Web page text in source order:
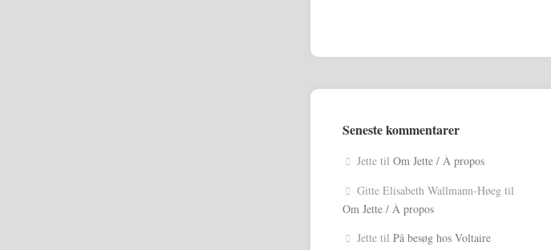
Seneste kommentarer
Jette til Om Jette / À propos
Gitte Elisabeth Wallmann-Høeg til
Om Jette / À propos
Jette til På besøg hos Voltaire